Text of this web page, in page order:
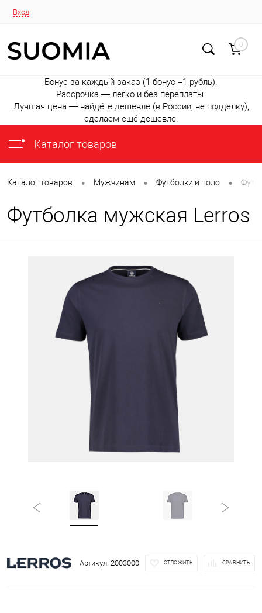
Вход
0
Бонус за каждый заказ (1 бонус =1 рубль).
Рассрочка — легко и без переплаты.
Лучшая цена — найдёте дешевле (в России, не подделку),
сделаем ещё дешевле.
Каталог товаров
Каталог товаров • Мужчинам • Футболки и поло •
Футболка мужская Lerros
Артикул: 2003000 ОТЛОЖИТЬ СРАВНИТЬ